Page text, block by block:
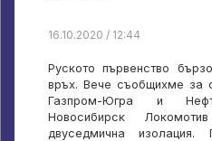
16.10.2020 / 12:44
Руското първенство
връх. Вече съобщихме за
Газпром-Югра и
Новосибирск
двуседмична